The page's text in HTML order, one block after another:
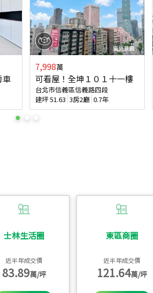
士林生活圈
近半年成交價
83.89萬/坪
東區商圈
近半年成交價
121.64萬/坪
車
7,998萬
可看屋！全坤１０１十一樓
台北市信義區信義路四段
建坪51.63 3房2廳 0.7年